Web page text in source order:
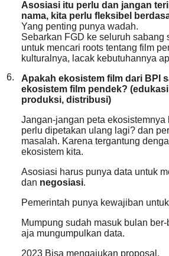
6.
Asosiasi itu perlu dan jangan
nama, kita perlu fleksibel
Yang penting punya wadah.
Sebarkan FGD ke seluruh sabang
untuk mencari roots tentang film
kulturalnya, lacak kebutuhannya
Apakah ekosistem film dari BPI
ekosistem film pendek?
produksi, distribusi)
Jangan-jangan peta ekosistemnya
perlu dipetakan ulang lagi? dan
masalah. Karena tergantung
ekosistem kita.
Asosiasi harus punya data untuk
dan negosiasi.
Pemerintah punya kewajiban
Mumpung sudah masuk bulan
aja mungumpulkan data.
2023 Bisa mengajukan proposal.